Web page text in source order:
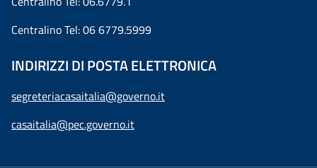
Centralino Tel: 06 6779.5999
INDIRIZZI DI POSTA ELETTRONICA
segreteriacasaitalia@governo.it
casaitalia@pec.governo.it